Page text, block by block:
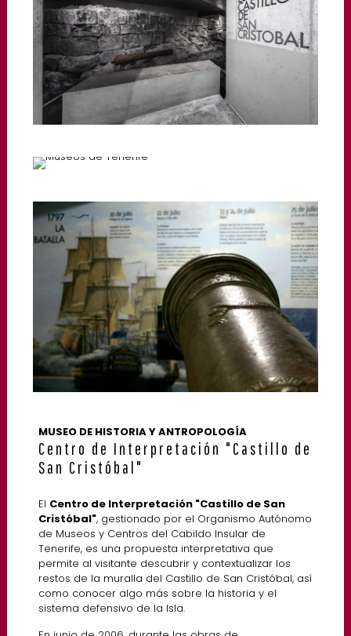
MUSEO DE HISTORIA Y ANTROPOLOGÍA
Centro de Interpretación "Castillo de
San Cristóbal"
El Centro de Interpretación "Castillo de San
Cristóbal", gestionado por el Organismo Autónomo
de Museos y Centros del Cabildo Insular de
Tenerife, es una propuesta interpretativa que
permite al visitante descubrir y contextualizar los
restos de la muralla del Castillo de San Cristóbal, así
como conocer algo más sobre la historia y el
sistema defensivo de la Isla.